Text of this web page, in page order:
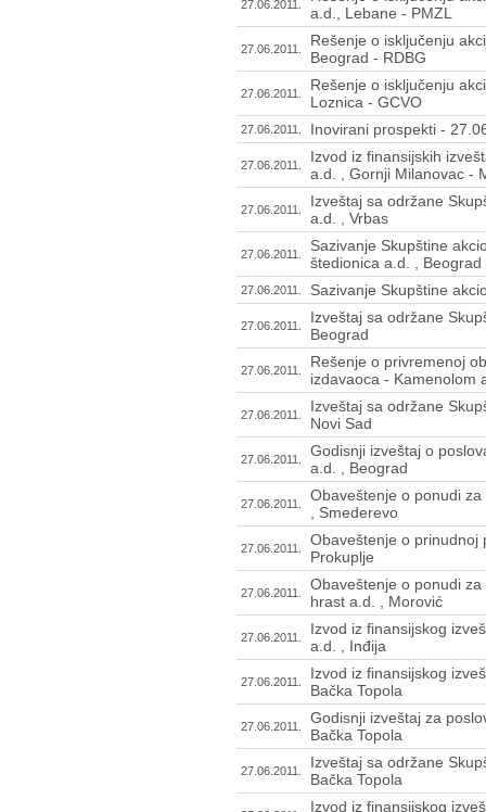
27.06.2011.
a.d., Lebane - PMZL
27.06.2011.
Rešenje o isključenju
Beograd - RDBG
27.06.2011.
Rešenje o isključenju
Loznica - GCVO
27.06.2011. Inovirani prospekti -
27.06.2011.
Izvod iz finansijskih
a.d. , Gornji Milanovac -
27.06.2011.
Izveštaj sa održane
a.d. , Vrbas
27.06.2011.
Sazivanje Skupštine
štedionica a.d. , Beograd
27.06.2011. Sazivanje Skupštine
27.06.2011.
Izveštaj sa održane
Beograd
27.06.2011.
Rešenje o privremenoj
izdavaoca - Kamenolom
27.06.2011.
Izveštaj sa održane
Novi Sad
27.06.2011.
Godisnji izveštaj o
a.d. , Beograd
27.06.2011.
Obaveštenje o ponudi
, Smederevo
27.06.2011.
Obaveštenje o prinudnoj
Prokuplje
27.06.2011.
Obaveštenje o ponudi
hrast a.d. , Morović
27.06.2011.
Izvod iz finansijskog
a.d. , Inđija
27.06.2011.
Izvod iz finansijskog
Bačka Topola
27.06.2011.
Godisnji izveštaj za
Bačka Topola
27.06.2011.
Izveštaj sa održane
Bačka Topola
Izvod iz finansijskog